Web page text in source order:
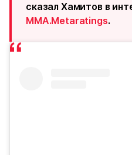
сказал Хамитов в
MMA.Metaratings.